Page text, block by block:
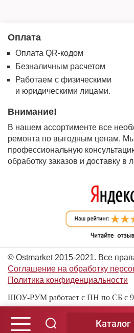
Оплата
Оплата QR-кодом
Безналичным расчетом
Работаем с физическими
и юридическими лицами.
Внимание!
В нашем ассортименте все
ремонта по выгодным ценам.
профессиональную
обработку заказов и доставку в
© Ostmarket 2015-2021. Все
Соглашение на обработку
Политика конфиденциальности
ШОУ-РУМ работает с ПН по СБ с
© Ostmarket 2015-2026.
Каталог